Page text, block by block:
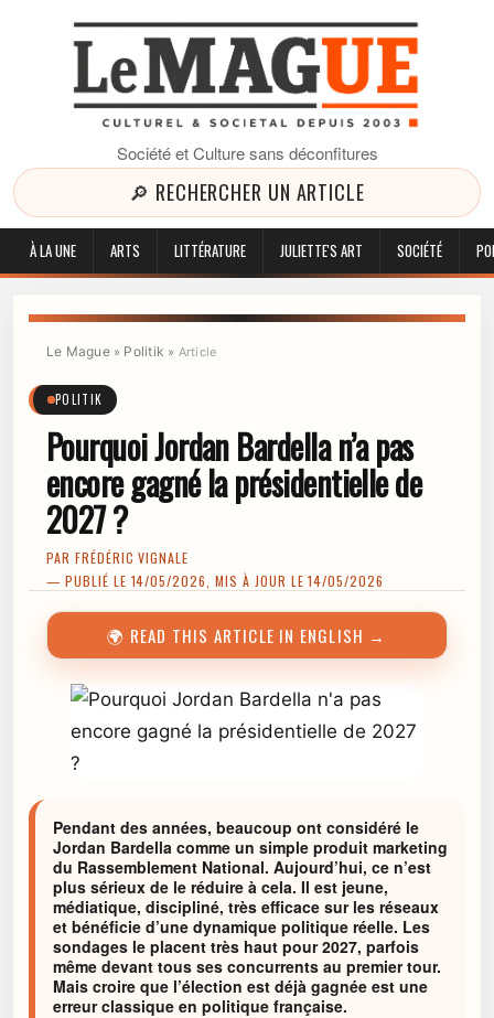
Société et Culture sans déconfitures
🔎 RECHERCHER UN ARTICLE
À LA UNE ARTS LITTÉRATURE JULIETTE'S ART SOCIÉTÉ
Le Mague» Politik » Article
POLITIK
Pourquoi Jordan Bardella n’a pas
encore gagné la présidentielle de
2027 ?
PAR FRÉDÉRIC VIGNALE
— PUBLIÉ LE 14/05/2026, MIS À JOUR LE 14/05/2026
🌍 READ THIS ARTICLE IN ENGLISH →
Pendant des années, beaucoup ont considéré le
Jordan Bardella comme un simple produit marketing
du Rassemblement National. Aujourd’hui, ce n’est
plus sérieux de le réduire à cela. Il est jeune,
médiatique, discipliné, très efficace sur les réseaux
et bénéficie d’une dynamique politique réelle. Les
sondages le placent très haut pour 2027, parfois
même devant tous ses concurrents au premier tour.
Mais croire que l’élection est déjà gagnée est une
erreur classique en politique française.